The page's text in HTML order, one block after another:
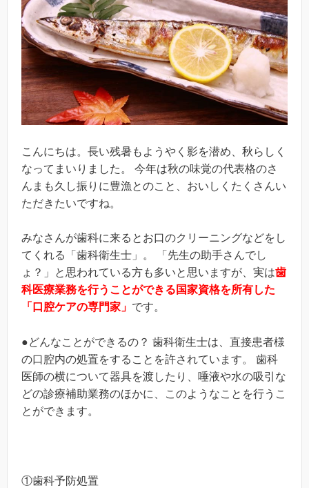
こんにちは。長い残暑もようやく影を潜め、秋らしく
なってまいりました。 今年は秋の味覚の代表格のさ
んまも久し振りに豊漁とのこと、おいしくたくさんい
ただきたいですね。
みなさんが歯科に来るとお口のクリーニングなどをし
てくれる「歯科衛生士」。 「先生の助手さんでし
ょ？」と思われている方も多いと思いますが、実は歯
科医療業務を行うことができる国家資格を所有した
「口腔ケアの専門家」 です。
●どんなことができるの？ 歯科衛生士は、直接患者様
の口腔内の処置をすることを許されています。 歯科
医師の横について器具を渡したり、唾液や水の吸引な
どの診療補助業務のほかに、このようなことを行うこ
とができます。
①歯科予防処置